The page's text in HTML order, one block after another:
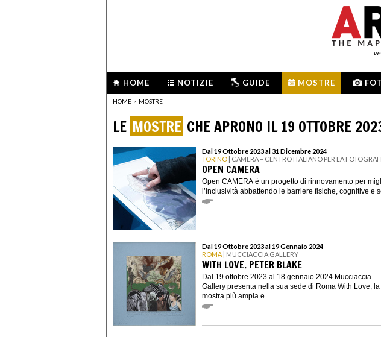
HOME NOTIZIE GUIDE MOSTRE
HOME > MOSTRE
LE MOSTRE CHE APRONO IL 19 OTTOBRE
Dal 19 Ottobre 2023 al 31 Dicembre 2024
TORINO | CAMERA – CENTRO ITALIANO PER LA
OPEN CAMERA
Open CAMERA è un progetto di rinnovamento per
l’inclusività abbattendo le barriere fisiche, cognitive e
Dal 19 Ottobre 2023 al 19 Gennaio 2024
ROMA | MUCCIACCIA GALLERY
WITH LOVE. PETER BLAKE
Dal 19 ottobre 2023 al 18 gennaio 2024 Mucciaccia
Gallery presenta nella sua sede di Roma With Love, la
mostra più ampia e ...